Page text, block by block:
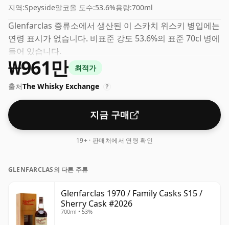
지역:Speyside알코올 도수:53.6%용량:700ml
Glenfarclas 증류소에서 생산된 이 스카치 위스키 병입에는
연령 표시가 없습니다. 비표준 강도 53.6%의 표준 70cl 병에
들어 있습니다.
₩961만
최적가
출처The Whisky Exchange ?
지금 구매
19+ · 판매처에서 연령 확인
GLENFARCLAS의 다른 주류
Glenfarclas 1970 / Family Casks S15 /
Sherry Cask #2026
700ml • 53%